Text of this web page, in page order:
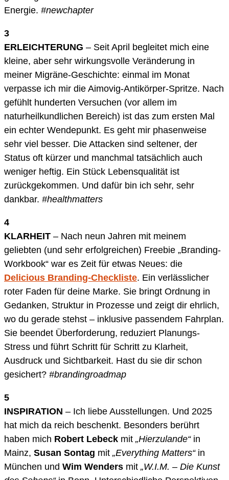
Energie. #newchapter
3
ERLEICHTERUNG – Seit April begleitet mich eine
kleine, aber sehr wirkungsvolle Veränderung in
meiner Migräne-Geschichte: einmal im Monat
verpasse ich mir die Aimovig-Antikörper-Spritze. Nach
gefühlt hunderten Versuchen (vor allem im
naturheilkundlichen Bereich) ist das zum ersten Mal
ein echter Wendepunkt. Es geht mir phasenweise
sehr viel besser. Die Attacken sind seltener, der
Status oft kürzer und manchmal tatsächlich auch
weniger heftig. Ein Stück Lebensqualität ist
zurückgekommen. Und dafür bin ich sehr, sehr
dankbar. #healthmatters
4
KLARHEIT – Nach neun Jahren mit meinem
geliebten (und sehr erfolgreichen) Freebie „Branding-
Workbook“ war es Zeit für etwas Neues: die
Delicious Branding-Checkliste. Ein verlässlicher
roter Faden für deine Marke. Sie bringt Ordnung in
Gedanken, Struktur in Prozesse und zeigt dir ehrlich,
wo du gerade stehst – inklusive passendem Fahrplan.
Sie beendet Überforderung, reduziert Planungs-
Stress und führt Schritt für Schritt zu Klarheit,
Ausdruck und Sichtbarkeit. Hast du sie dir schon
gesichert? #brandingroadmap
5
INSPIRATION – Ich liebe Ausstellungen. Und 2025
hat mich da reich beschenkt. Besonders berührt
haben mich Robert Lebeck mit „Hierzulande“in
Mainz, Susan Sontag mit „Everything Matters“in
München und Wim Wenders mit „W.I.M. – Die Kunst